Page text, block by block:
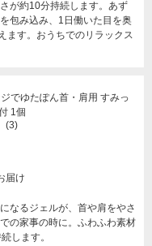
が約10分持続します。あず
包み込み、1日働いた目を奥
ます。おうちでのリラックス
でゆたぽん首・肩用 すみっ
1個
(3)
届け
なるジェルが、首や肩をやさ
の家事の時に。ふわふわ素材
します。